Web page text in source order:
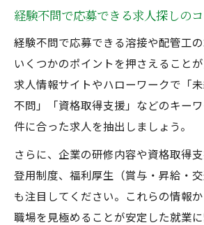
経験不問で応募できる求人探しの
経験不問で応募できる溶接や配管工の
いくつかのポイントを押さえることが
求人情報サイトやハローワークで「
不問」「資格取得支援」などのキー
件に合った求人を抽出しましょう。
さらに、企業の研修内容や資格取得
登用制度、福利厚生（賞与・昇給・
も注目してください。これらの情報
職場を見極めることが安定した就業